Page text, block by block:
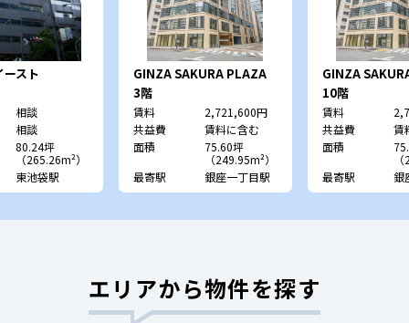
スト
相談
相談
80.24坪
（265.26m²）
東池袋駅
GINZA SAKURA PLAZA
3階
賃料
2,721,600円
共益費
賃料に含む
面積
75.60坪
（249.95m²）
最寄駅
銀座一丁目駅
GINZA
10階
賃料
共益費
賃
面積
最寄駅
銀
エリアから物件を探す